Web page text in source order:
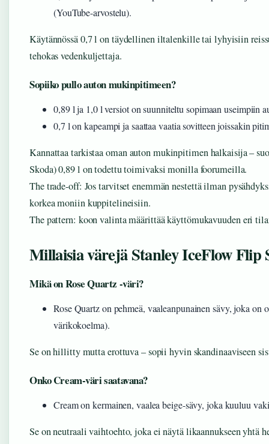
(YouTube-arvostelu).
Käytännössä 0,7 l on täydellinen iltalenkille tai lyhyisiin
tehokas vedenkuljettaja.
Sopiiko pullo auton mukinpitimeen?
0,89 l ja 1,0 l versiot on suunniteltu sopimaan useimpiin
0,7 l on kapeampi ja saattaa vaatia sovitteen joissakin
Kannattaa tarkistaa oman auton mukinpitimen halkaisija –
Skoda) 0,89 l on todettu toimivaksi monilla foorumeilla.
The trade-off: Jos tarvitset enemmän nestettä ilman
korkea moniin kuppitelineisiin.
The pattern: koon valinta määrittää käyttömukavuuden eri
Millaisia värejä Stanley IceFlow Flip
Mikä on Rose Quartz -väri?
Rose Quartz on pehmeä, vaaleanpunainen sävy, joka
värikokoelma).
Se on hillitty mutta erottuva – sopii hyvin skandinaaviseen
Onko Cream-väri saatavana?
Cream on kermainen, vaalea beige-sävy, joka kuuluu
Se on neutraali vaihtoehto, joka ei näytä likaannukseen yhtä